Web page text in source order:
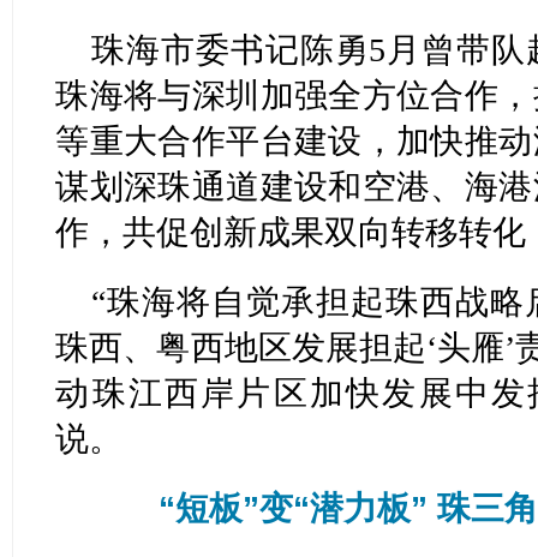
珠海市委书记陈勇5月曾带
珠海将与深圳加强全方位合作
等重大合作平台建设，加快推
谋划深珠通道建设和空港、海
作，共促创新成果双向转移转
“珠海将自觉承担起珠西战
珠西、粤西地区发展担起‘头雁’
动珠江西岸片区加快发展中
说。
“短板”变“潜力板” 珠三